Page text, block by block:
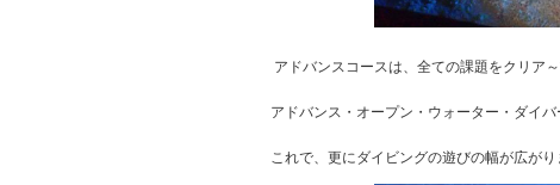
アドバンスコースは、全ての課題をクリア～
アドバンス・オープン・ウォーター・ダイ
これで、更にダイビングの遊びの幅が広がり